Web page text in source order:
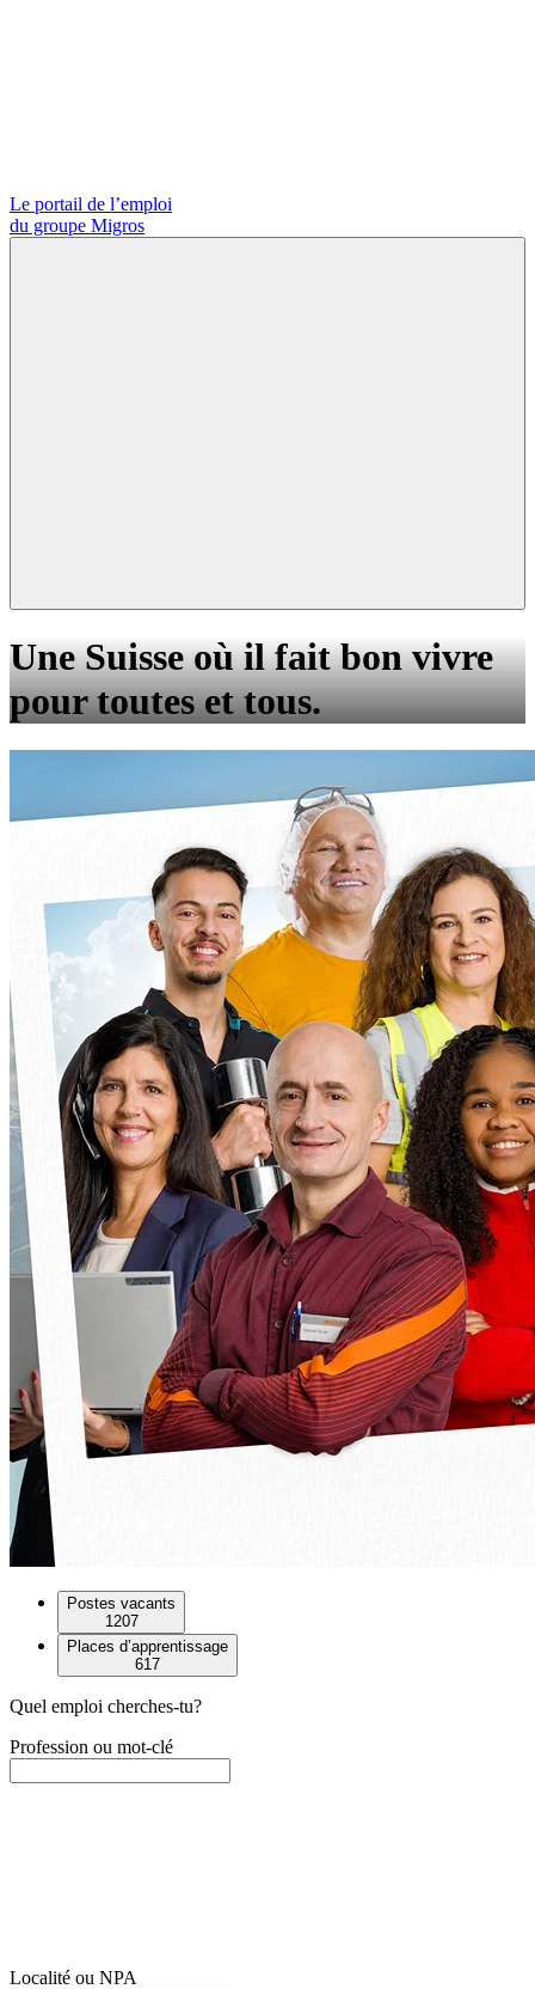
Le portail de l’emploi
du groupe Migros
Une Suisse où il fait bon vivre
pour toutes et tous.
Postes vacants
1207
Places d’apprentissage
617
Quel emploi cherches-tu?
Profession ou mot-clé
Localité ou NPA